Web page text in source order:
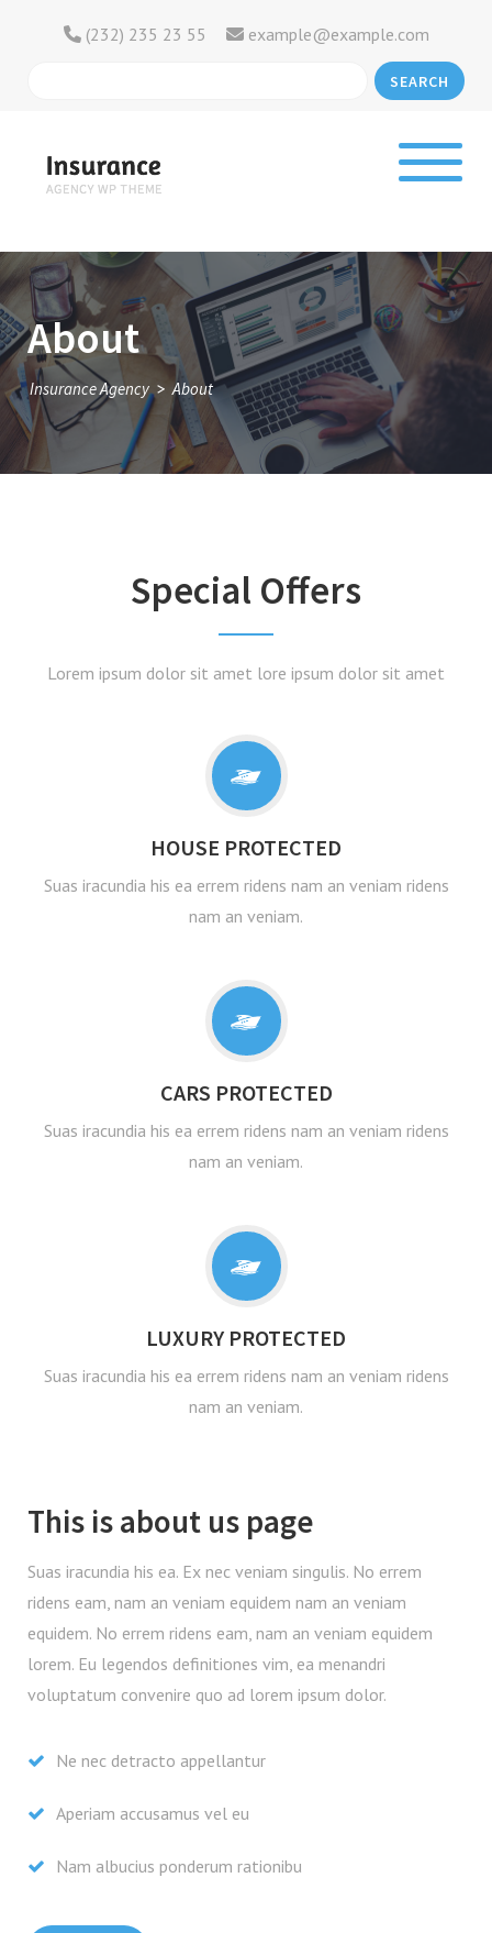
(232) 235 23 55 example@example.com
SEARCH
About
Insurance Agency> About
Special Offers
Lorem ipsum dolor sit amet lore ipsum dolor sit amet
HOUSE PROTECTED
Suas iracundia his ea errem ridens nam an veniam ridens
nam an veniam.
CARS PROTECTED
Suas iracundia his ea errem ridens nam an veniam ridens
nam an veniam.
LUXURY PROTECTED
Suas iracundia his ea errem ridens nam an veniam ridens
nam an veniam.
This is about us page
Suas iracundia his ea. Ex nec veniam singulis. No errem
ridens eam, nam an veniam equidem nam an veniam
equidem. No errem ridens eam, nam an veniam equidem
lorem. Eu legendos definitiones vim, ea menandri
voluptatum convenire quo ad lorem ipsum dolor.
Ne nec detracto appellantur
Aperiam accusamus vel eu
Nam albucius ponderum rationibu